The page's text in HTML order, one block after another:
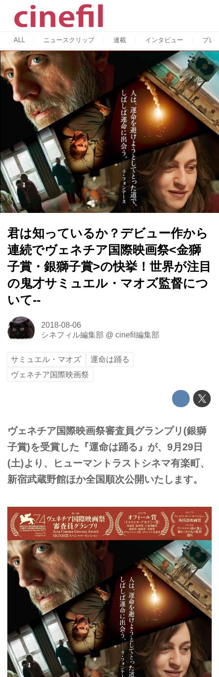
ALL ニュースクリップ 連載 インタビュー プレ
君は知っているか？デビュー作から
連続でヴェネチア国際映画祭<金獅
子賞・銀獅子賞>の快挙！世界が注目
の鬼才サミュエル・マオズ監督につ
いて--
2018-08-06
シネフィル編集部 @ cinefil編集部
サミュエル・マオズ
運命は踊る
ヴェネチア国際映画祭
ヴェネチア国際映画祭審査員グランプリ(銀獅
子賞)を受賞した『運命は踊る』が、 9月 29 日
(土)より、ヒューマントラストシネマ有楽町、
新宿武蔵野館ほか全国順次公開いたします。